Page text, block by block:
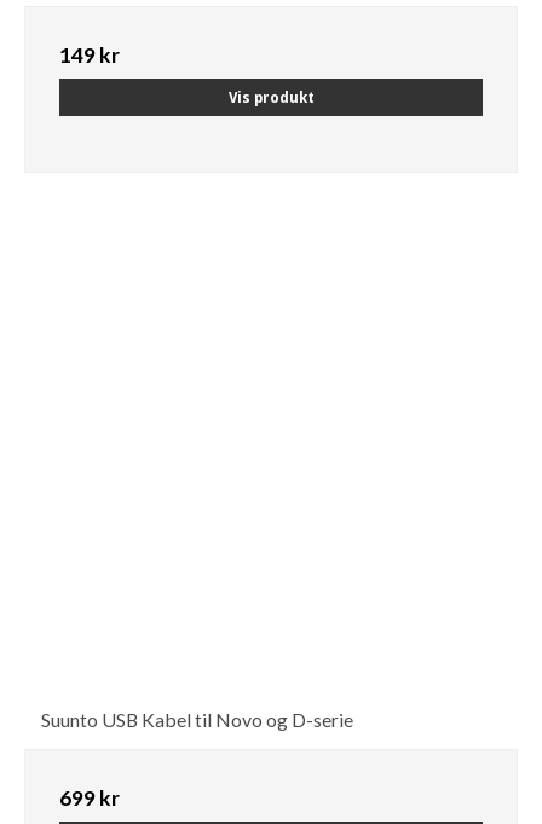
149 kr
Vis produkt
Suunto USB Kabel til Novo og D-serie
699 kr